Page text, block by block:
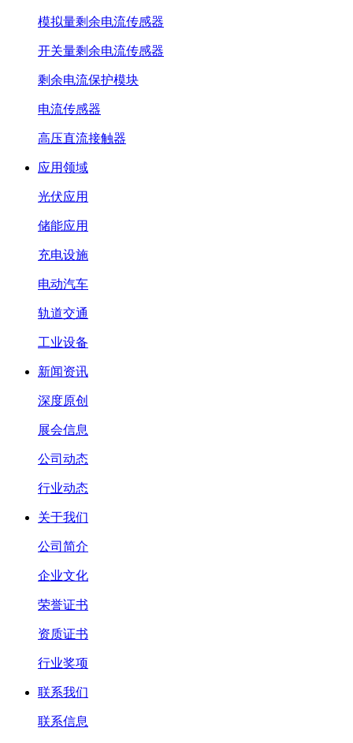
模拟量剩余电流传感器
开关量剩余电流传感器
剩余电流保护模块
电流传感器
高压直流接触器
应用领域
光伏应用
储能应用
充电设施
电动汽车
轨道交通
工业设备
新闻资讯
深度原创
展会信息
公司动态
行业动态
关于我们
公司简介
企业文化
荣誉证书
资质证书
行业奖项
联系我们
联系信息